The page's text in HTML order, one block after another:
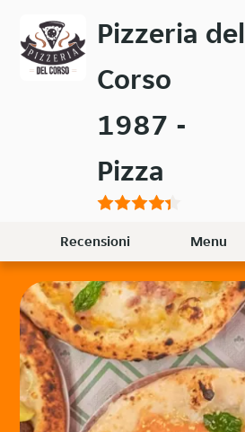
contenuto
principale
Pizzeria del
Corso
1987 -
Pizza
Recensioni Menu